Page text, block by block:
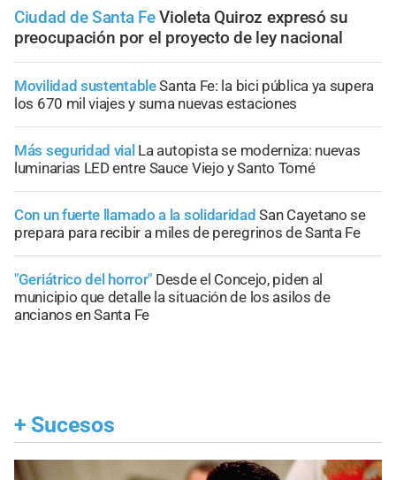
Ciudad de Santa Fe Violeta Quiroz expresó su
preocupación por el proyecto de ley nacional
Movilidad sustentableSanta Fe: la bici pública ya supera
los 670 mil viajes y suma nuevas estaciones
Más seguridad vial La autopista se moderniza: nuevas
luminarias LED entre Sauce Viejo y Santo Tomé
Con un fuerte llamado a la solidaridad San Cayetano se
prepara para recibir a miles de peregrinos de Santa Fe
"Geriátrico del horror" Desde el Concejo, piden al
municipio que detalle la situación de los asilos de
ancianos en Santa Fe
+ Sucesos